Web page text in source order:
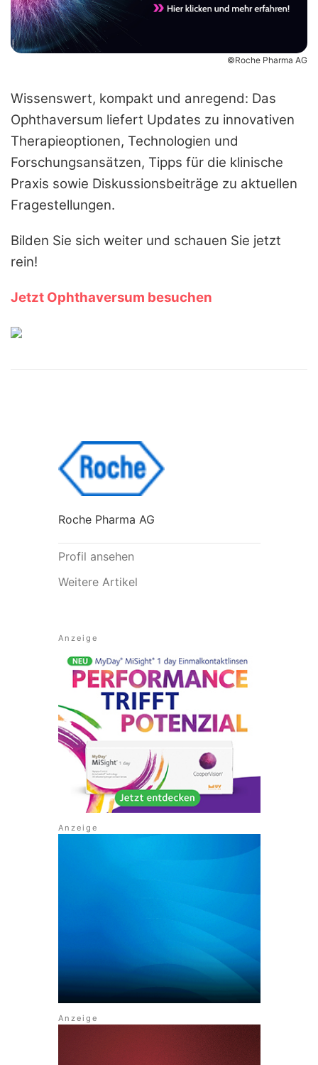
©Roche Pharma AG
Wissenswert, kompakt und anregend: Das
Ophthaversum liefert Updates zu innovativen
Therapieoptionen, Technologien und
Forschungsansätzen, Tipps für die klinische
Praxis sowie Diskussionsbeiträge zu aktuellen
Fragestellungen.
Bilden Sie sich weiter und schauen Sie jetzt
rein!
Jetzt Ophthaversum besuchen
Roche Pharma AG
Profil ansehen
Weitere Artikel